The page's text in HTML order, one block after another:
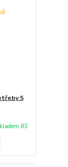
5
83